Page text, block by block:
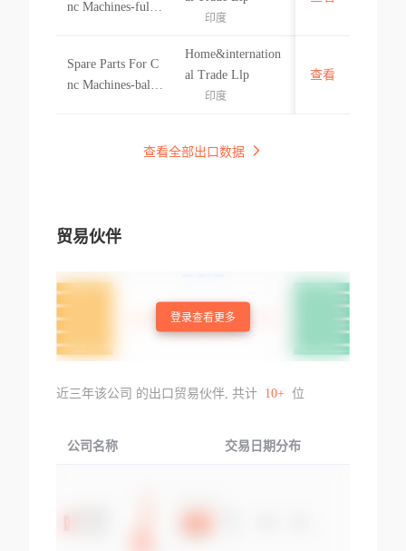
ts For Cnc Machin
nc Machines-fully
c7tspare Parts For
Cnc Machines-full
印度
Spare Parts For C
nc Machines-ball
Deflectorspare Par
Home&internation
al Trade Llp
印度
中国
查看
查看全部出口数据
贸易伙伴
登录查看更多
近三年该公司 的出口贸易伙伴, 共计 10+ 位
公司名称 交易日期分布